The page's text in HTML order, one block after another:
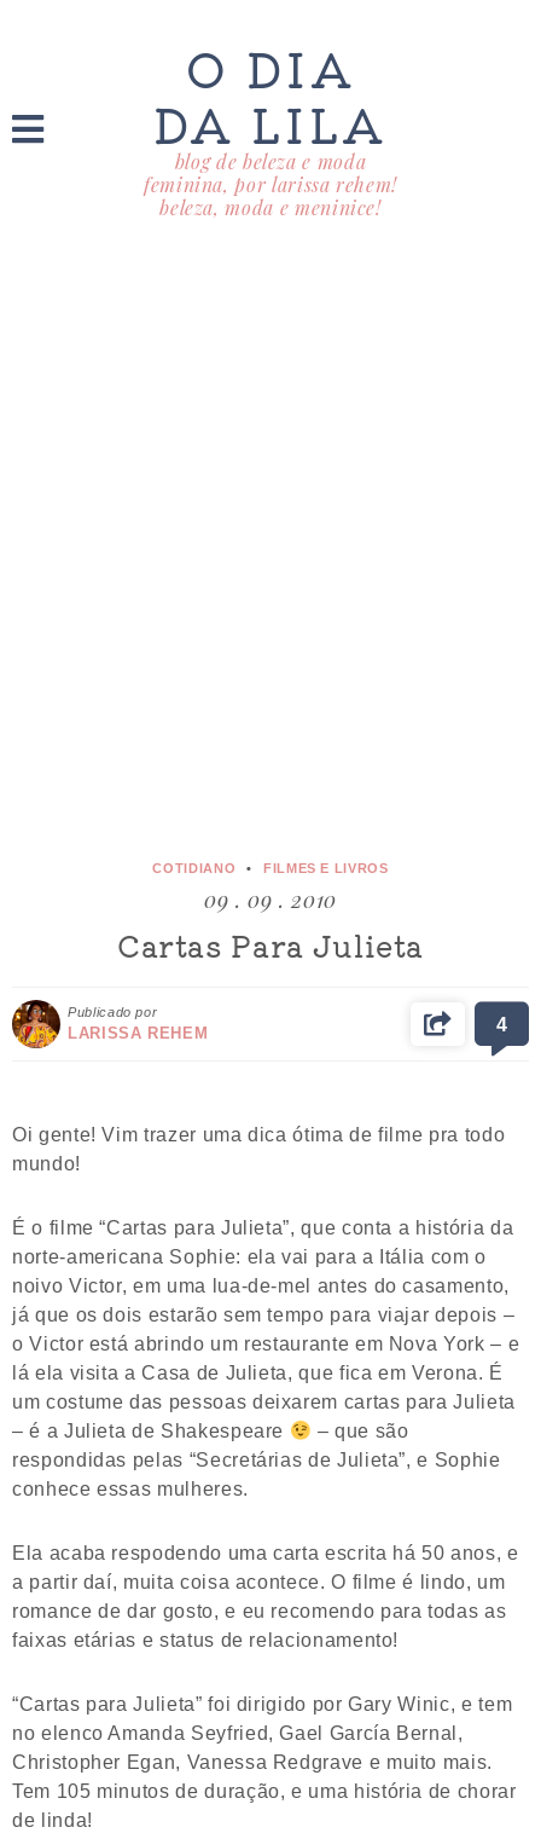
O DIA
DA LILA
blog de beleza e moda
feminina, por larissa rehem!
beleza, moda e meninice!
COTIDIANO FILMES E LIVROS
09 . 09 . 2010
Cartas Para Julieta
Publicado por
LARISSA REHEM 4
Oi gente! Vim trazer uma dica ótima de filme pra todo
mundo!
É o filme “Cartas para Julieta”, que conta a história da
norte-americana Sophie: ela vai para a Itália com o
noivo Victor, em uma lua-de-mel antes do casamento,
já que os dois estarão sem tempo para viajar depois –
o Victor está abrindo um restaurante em Nova York – e
lá ela visita a Casa de Julieta, que fica em Verona. É
um costume das pessoas deixarem cartas para Julieta
– é a Julieta de Shakespeare
– que são
respondidas pelas “Secretárias de Julieta”, e Sophie
conhece essas mulheres.
Ela acaba respodendo uma carta escrita há 50 anos, e
a partir daí, muita coisa acontece. O filme é lindo, um
romance de dar gosto, e eu recomendo para todas as
faixas etárias e status de relacionamento!
“Cartas para Julieta” foi dirigido por Gary Winic, e tem
no elenco Amanda Seyfried, Gael García Bernal,
Christopher Egan, Vanessa Redgrave e muito mais.
Tem 105 minutos de duração, e uma história de chorar
de linda!